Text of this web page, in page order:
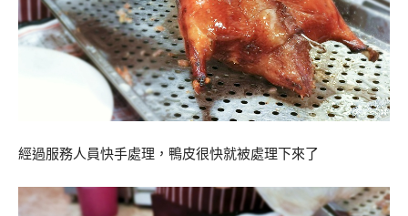
經過服務人員快手處理，鴨皮很快就被處理下來了